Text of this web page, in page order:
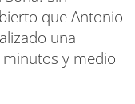
que Antonio
una
y medio